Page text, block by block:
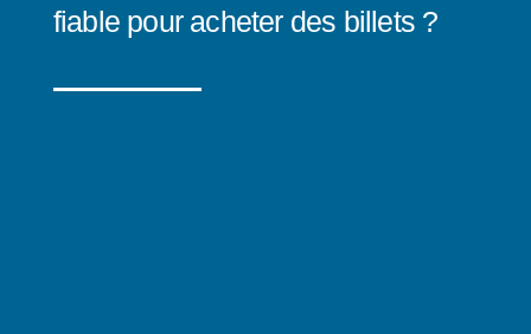
fiable pour acheter des billets ?